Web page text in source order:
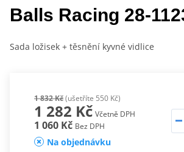
Balls Racing 28-
Sada ložisek + těsnění kyvné vidlice
1 832 Kč(ušetříte 550 Kč)
1 282 Kč Včetně DPH
1 060 Kč Bez DPH
Na objednávku